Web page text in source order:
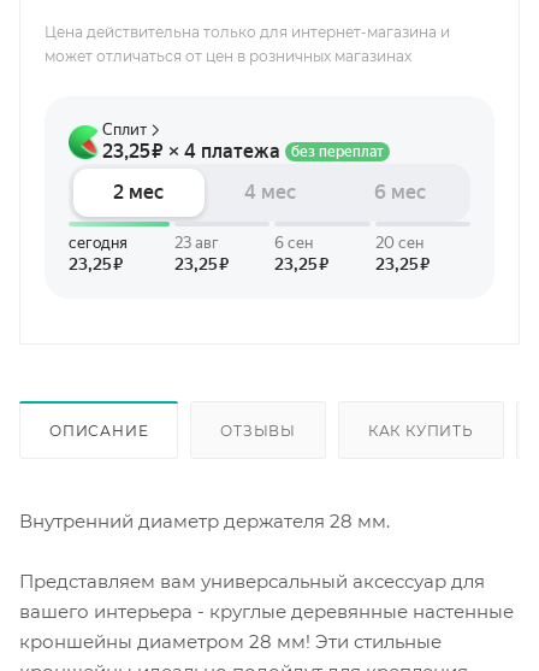
Цена действительна только для интернет-магазина и
может отличаться от цен в розничных магазинах
ОПИСАНИЕ ОТЗЫВЫ КАК КУПИТЬ
Внутренний диаметр держателя 28 мм.
Представляем вам универсальный аксессуар для
вашего интерьера - круглые деревянные настенные
кроншейны диаметром 28 мм! Эти стильные